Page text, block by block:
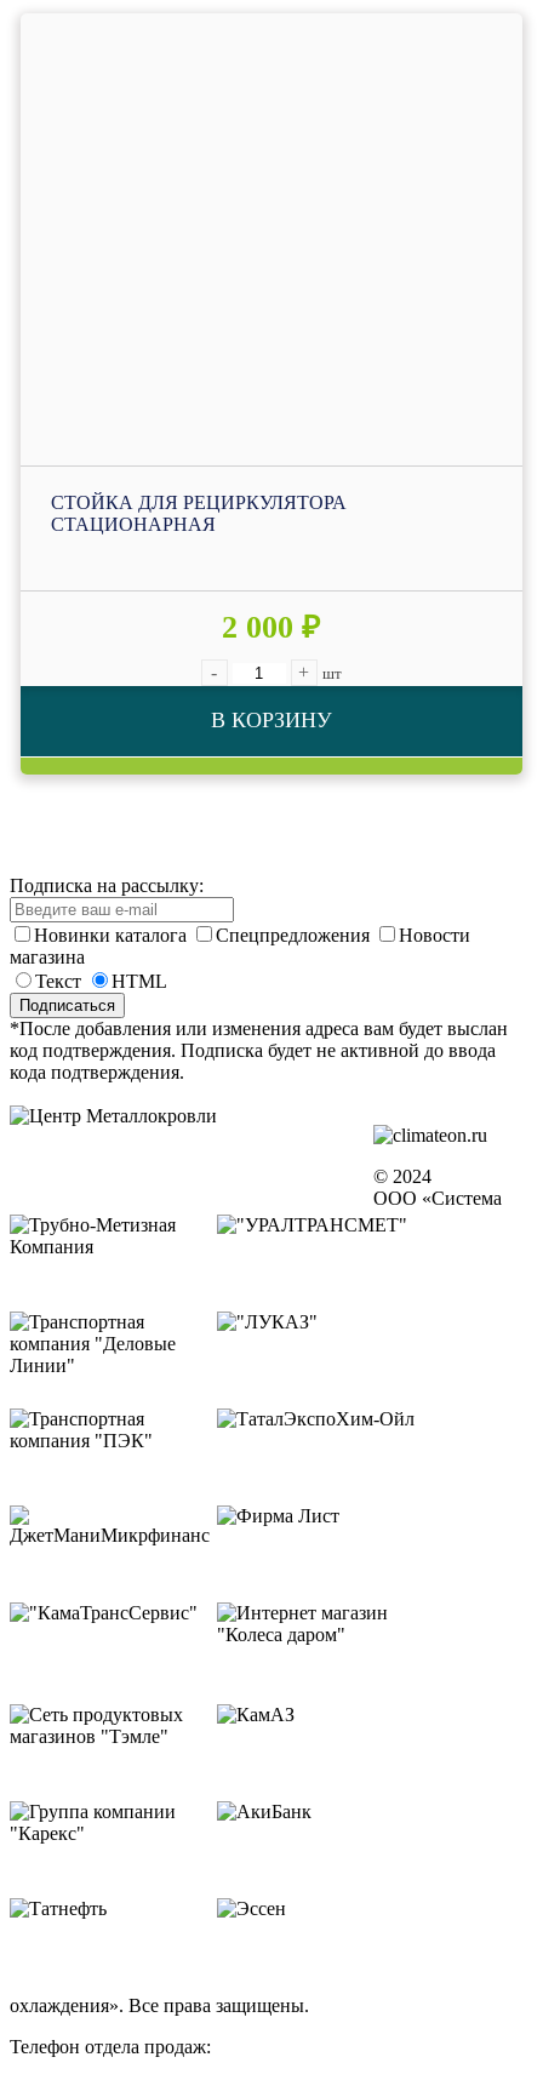
СТОЙКА ДЛЯ РЕЦИРКУЛЯТОРА
СТАЦИОНАРНАЯ
2 000 ₽
- + шт
В КОРЗИНУ
Подписка на рассылку:
Новинки каталога Спецпредложения
Новости
магазина
Текст
HTML
*После добавления или изменения адреса вам будет выслан
код подтверждения. Подписка будет не активной до ввода
кода подтверждения.
© 2024
ООО «Система
охлаждения». Все права защищены.
Телефон отдела продаж: